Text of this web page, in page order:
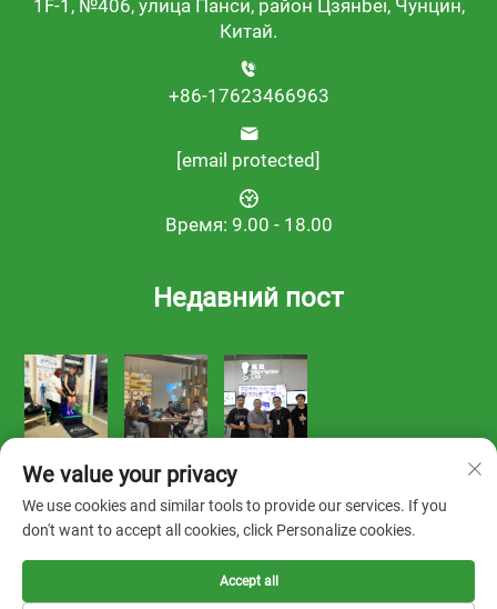
1F-1, №406, улица Панси, район Цзянbei, Чунцин,
Китай.
+86-17623466963
[email protected]
Время: 9.00 - 18.00
Недавний пост
Правообладатель © 2025 FOOTWORK LAB -
We value your privacy
We use cookies and similar tools to provide our services. If you
don't want to accept all cookies, click Personalize cookies.
Accept all